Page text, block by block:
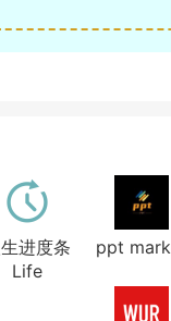
进度条
Life
ppt